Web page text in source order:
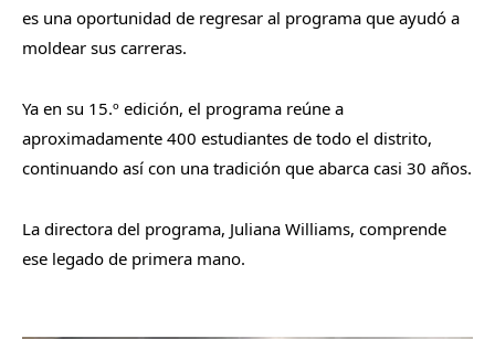
es una oportunidad de regresar al programa que ayudó a
moldear sus carreras.
Ya en su 15.º edición, el programa reúne a
aproximadamente 400 estudiantes de todo el distrito,
continuando así con una tradición que abarca casi 30 años.
La directora del programa, Juliana Williams, comprende
ese legado de primera mano.